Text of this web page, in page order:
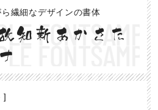
繊細なデザインの書体
知新あかさた
]